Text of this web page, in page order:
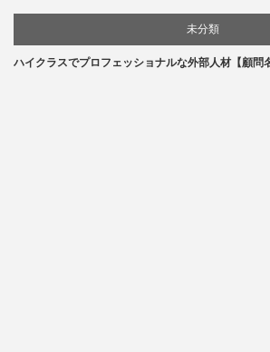
未分類
ハイクラスでプロフェッショナルな外部人材【顧問